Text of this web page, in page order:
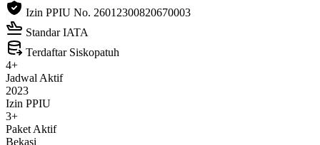
Izin PPIU No. 26012300820670003
Standar IATA
Terdaftar Siskopatuh
4+
Jadwal Aktif
2023
Izin PPIU
3+
Paket Aktif
Bekasi